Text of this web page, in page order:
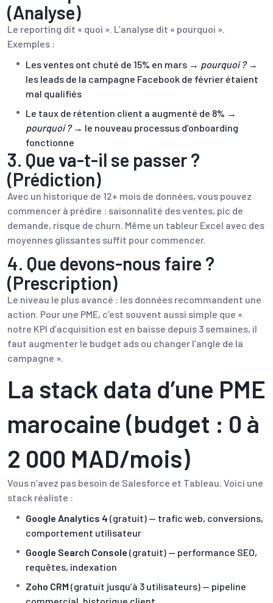
(Analyse)
Le reporting dit « quoi ». L’analyse dit « pourquoi ».
Exemples :
Les ventes ont chuté de 15% en mars → pourquoi ?→
les leads de la campagne Facebook de février étaient
mal qualifiés
Le taux de rétention client a augmenté de 8% →
pourquoi ?→ le nouveau processus d’onboarding
fonctionne
3. Que va-t-il se passer ?
(Prédiction)
Avec un historique de 12+ mois de données, vous pouvez
commencer à prédire : saisonnalité des ventes, pic de
demande, risque de churn. Même un tableur Excel avec des
moyennes glissantes suffit pour commencer.
4. Que devons-nous faire ?
(Prescription)
Le niveau le plus avancé : les données recommandent une
action. Pour une PME, c’est souvent aussi simple que «
notre KPI d’acquisition est en baisse depuis 3 semaines, il
faut augmenter le budget ads ou changer l’angle de la
campagne ».
La stack data d’une PME
marocaine (budget : 0 à
2 000 MAD/mois)
Vous n’avez pas besoin de Salesforce et Tableau. Voici une
stack réaliste :
Google Analytics 4 (gratuit) — trafic web, conversions,
comportement utilisateur
Google Search Console (gratuit) — performance SEO,
requêtes, indexation
Zoho CRM (gratuit jusqu’à 3 utilisateurs) — pipeline